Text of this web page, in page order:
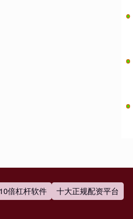
倍杠杆软件 十大正规配资平台